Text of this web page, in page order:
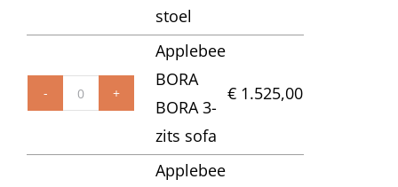
stoel
aantal
stoel
Applebee
Applebee
BORA
BORA 3-
zits sofa
€ 1.525,00
Applebee